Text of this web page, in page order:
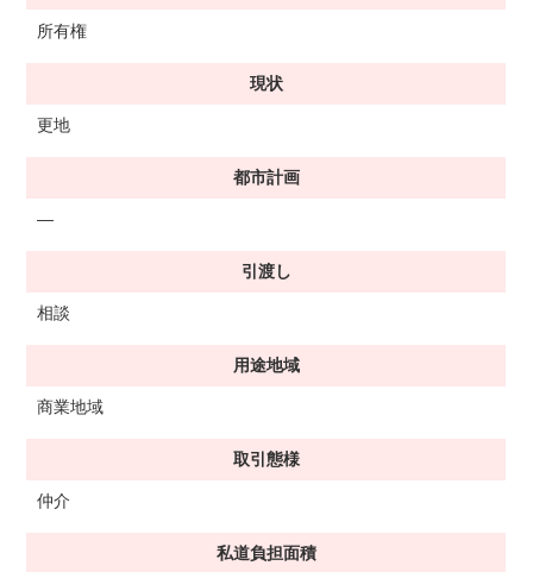
所有権
現状
更地
都市計画
―
引渡し
相談
用途地域
商業地域
取引態様
仲介
私道負担面積